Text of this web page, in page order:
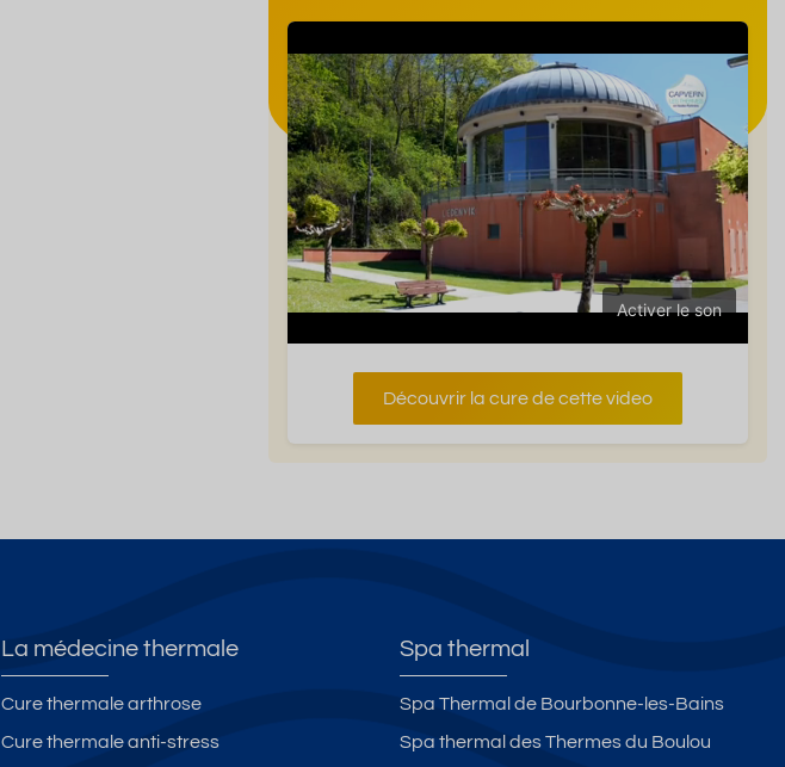
Activer le son
Découvrir la cure de cette video
La médecine thermale
Cure thermale arthrose
Cure thermale anti-stress
Spa thermal
Spa Thermal de Bourbonne-les-Bains
Spa thermal des Thermes du Boulou